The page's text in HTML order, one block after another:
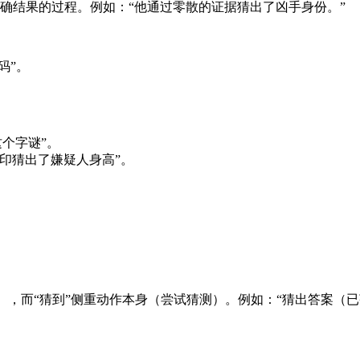
结果的过程。例如：“他通过零散的证据猜出了凶手身份。”
”。
字谜”。
猜出了嫌疑人身高”。
而“猜到”侧重动作本身（尝试猜测）。例如：“猜出答案（